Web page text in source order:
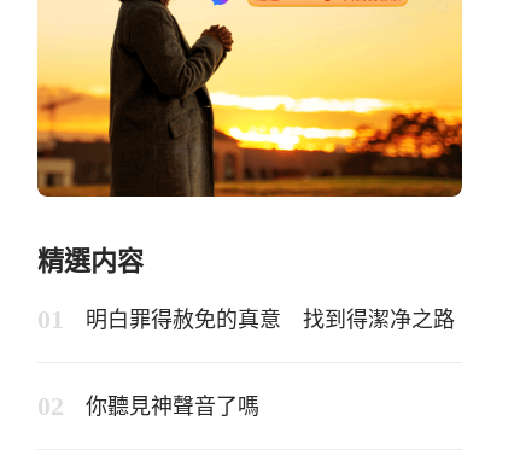
精選内容
明白罪得赦免的真意 找到得潔净之路
你聽見神聲音了嗎